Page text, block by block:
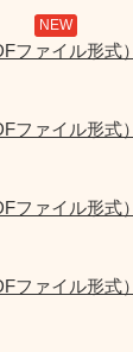
NEW
ファイル形式
ファイル形式
ファイル形式
ファイル形式